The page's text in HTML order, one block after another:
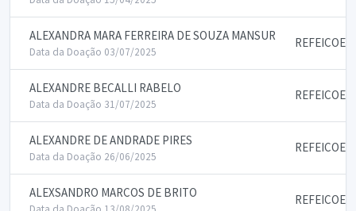
ALEXANDRA MARA FERREIRA DE SOUZA MANSUR
Data da Doação 03/07/2025
REFEICOES
ALEXANDRE BECALLI RABELO
Data da Doação 31/07/2025
REFEICOES
ALEXANDRE DE ANDRADE PIRES
Data da Doação 26/06/2025
REFEICOES
ALEXSANDRO MARCOS DE BRITO REFEICOES